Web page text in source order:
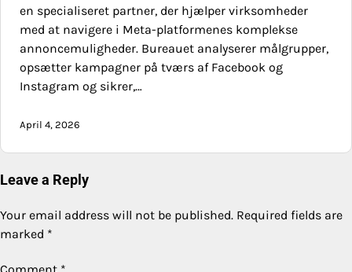
en specialiseret partner, der hjælper virksomheder
med at navigere i Meta-platformenes komplekse
annoncemuligheder. Bureauet analyserer målgrupper,
opsætter kampagner på tværs af Facebook og
Instagram og sikrer,…
April 4, 2026
Leave a Reply
Your email address will not be published. Required fields are
marked *